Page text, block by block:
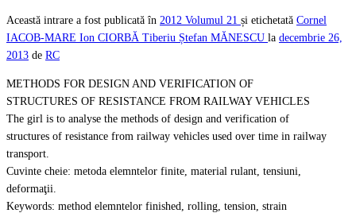
Această intrare a fost publicată în 2012 Volumul 21 și etichetată Cornel
IACOB-MARE Ion CIORBĂ Tiberiu Ștefan MĂNESCU la decembrie 26,
2013 de RC
METHODS FOR DESIGN AND VERIFICATION OF
STRUCTURES OF RESISTANCE FROM RAILWAY VEHICLES
The girl is to analyse the methods of design and verification of
structures of resistance from railway vehicles used over time in railway
transport.
Cuvinte cheie: metoda elemntelor finite, material rulant, tensiuni,
deformaţii.
Keywords: method elemntelor finished, rolling, tension, strain